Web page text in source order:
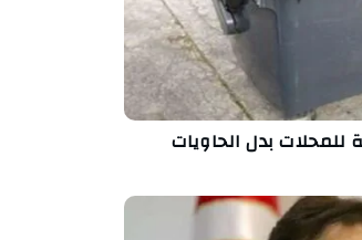
بدل الحاويات